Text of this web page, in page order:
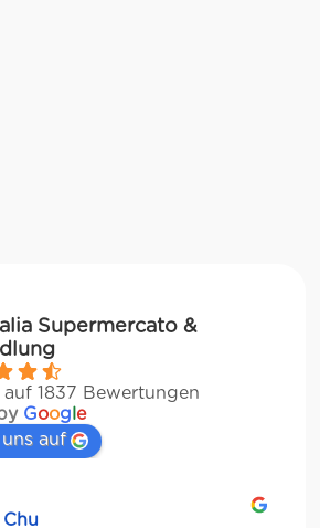
Supermercato &
auf 1837 Bewertungen
Google
auf